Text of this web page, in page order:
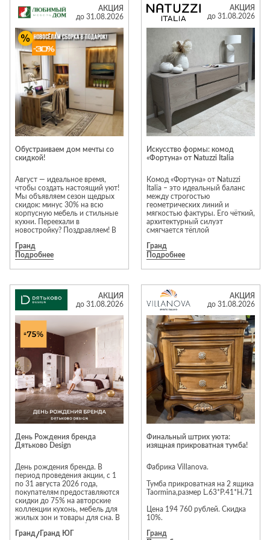
сна
Кровати
Матрасы
Товары для сна
Кухонные
гарнитуры
Лепнина
Напольные
Обои
Плитка
Спецобувь
Спецодежда
Средства
индивидуальной
предлагая клиентам
актуальные интерьерные
решения. Предложение
действительно с 1 по 31
августа 2026 года.
*Подробности и ассортимент
уточняйте в салоне «Галерея».
Салон «Галерея» в МТК «Гранд».
Вход №3, этаж 3
АКЦИЯ
до 31.08.2026
Обустраиваем дом мечты со
скидкой!
Август — идеальное время,
чтобы создать настоящий уют!
Мы объявляем сезон щедрых
скидок: минус 30% на всю
корпусную мебель и стильные
кухни. Переехали в
новостройку? Поздравляем! В
всю рутину на себя и подарим
вам бесплатную сборку
мечты по лучшей цене!
Гранд
Подробнее
АКЦИЯ
до 31.08.2026
Искусство формы: комод
«Фортуна» от Natuzzi Italia
Комод «Фортуна» от Natuzzi
Italia – это идеальный баланс
между строгостью
геометрических линий и
мягкостью фактуры. Его чёткий,
архитектурный силуэт
смягчается тёплой
визуальный контраст, который
сразу притягивает внимание.
– 617 274 руб. Ждём вас в
салоне Natuzzi Italia в МТК
«Гранд», чтобы помочь выбрать
идеальную мебель!
Гранд
Подробнее
АКЦИЯ
до 31.08.2026
День Рождения бренда
Дятьково Design
День рождения бренда. В
период проведения акции, с 1
по 31 августа 2026 года,
покупателям предоставляются
скидки до 75% на авторские
коллекции кухонь, мебель для
жилых зон и товары для сна. В
коллекции для жилых зон Este,
Гранд/ Гранд ЮГ
АКЦИЯ
до 31.08.2026
Финальный штрих уюта:
изящная прикроватная тумба!
Фабрика Villanova.
Тумба прикроватная на 2 ящика
Taormina,размер L.63*P.41*H.71
Цена 194 760 рублей. Скидка
10%.
Гранд